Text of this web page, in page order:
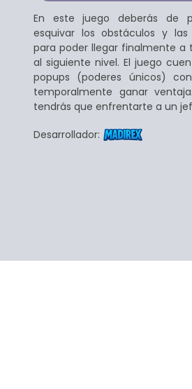
En este juego deberás de
esquivar los obstáculos y las
para poder llegar finalmente a
al siguiente nivel. El juego
popups (poderes únicos)
temporalmente ganar
tendrás que enfrentarte a un
Desarrollador: